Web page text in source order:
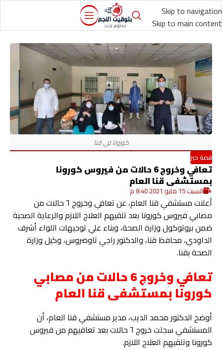
Skip to navigation
Skip to main content
قصة خبر
تعافي وخروج 6 حالات من فيروس كورونا
بمستشفى قنا العام
السبت 15 مايو 2021 8:40 م
أعلنت مستشفي قنا العام، عن تعافي وخروج ٦ حالات من
مصابي فيروس كورونا بعد تلقيهم العلاج اللازم والرعاية الصحية
ضمن بروتوكول وزارة الصحة، وبناء علي توجيهات اللواء أشرف
الداودي، محافظ قنا، والدكتور راجي تاوضروس، وكيل وزارة
الصحة بقنا.
تعافي وخروج 6 حالات من مصابي
كورونا بمستشفى قنا العام
أوضح الدكتور محمد الديب، مدير مستشفي قنا العام، أن
المستشفي سجلت خروج ٦ حالات بعد تعافيهم من فيروس
كورونا وتلقيهم العلاج اللازم.